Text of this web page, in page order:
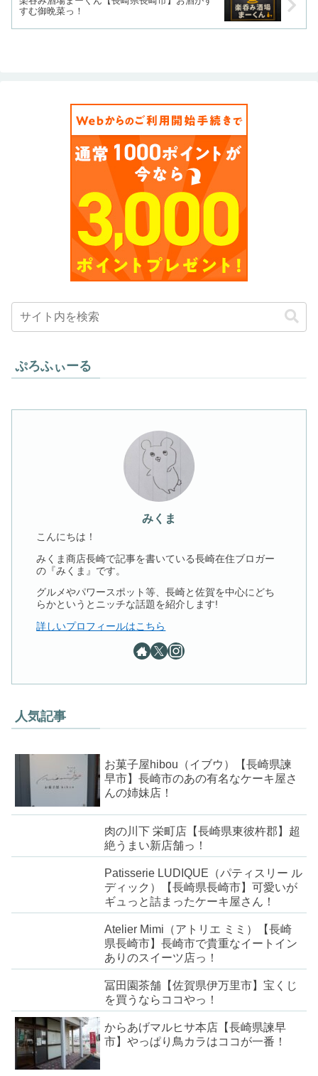
すむ御晩菜っ！
ぷろふぃーる
みくま
こんにちは！
みくま商店長崎で記事を書いている長崎在住ブロガー
の『みくま』です。
グルメやパワースポット等、長崎と佐賀を中心にどち
らかというとニッチな話題を紹介します!
詳しいプロフィールはこちら
人気記事
お菓子屋hibou（イブウ）【長崎県諫
早市】長崎市のあの有名なケーキ屋さ
んの姉妹店！
肉の川下 栄町店【長崎県東彼杵郡】超
絶うまい新店舗っ！
Patisserie LUDIQUE（パティスリー ル
ディック）【長崎県長崎市】可愛いが
ギュっと詰まったケーキ屋さん！
Atelier Mimi（アトリエ ミミ）【長崎
県長崎市】長崎市で貴重なイートイン
ありのスイーツ店っ！
冨田園茶舗【佐賀県伊万里市】宝くじ
を買うならココやっ！
からあげマルヒサ本店【長崎県諫早
市】やっぱり鳥カラはココが一番！